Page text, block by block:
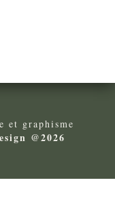
et graphisme
@2026